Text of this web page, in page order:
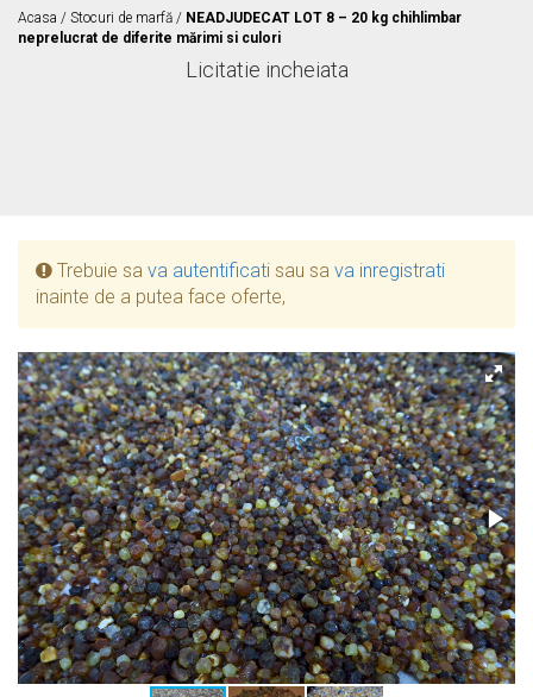
Acasa / Stocuri de marfă / NEADJUDECAT LOT 8 – 20 kg chihlimbar
neprelucrat de diferite mărimi si culori
Licitatie incheiata
Trebuie sa va autentificati sau sa va inregistrati
inainte de a putea face oferte,